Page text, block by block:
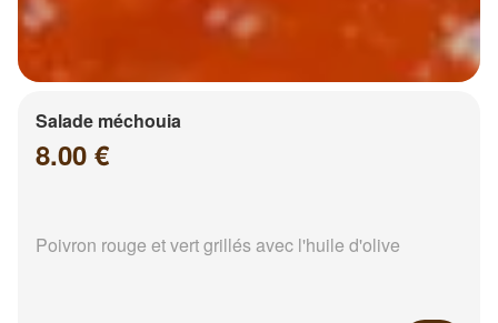
Salade méchouia
8.00 €
Poivron rouge et vert grillés avec l'huile d'olive